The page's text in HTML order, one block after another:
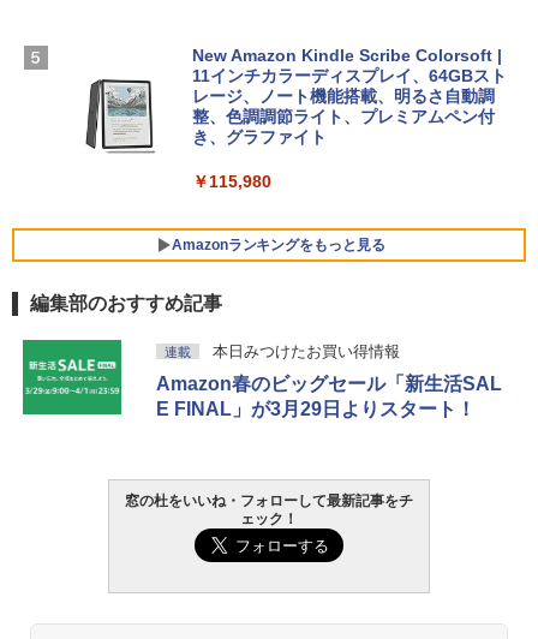
FMV ノートパソコン WE1-K3 (MS 365 P
ersonal/Copilotキー搭載/Win 11/15.6型/
Core i5/16GB/SSD 512GB/ホワイト) FM
VWK3E15W_AZ
￥139,880
￥3,600
New Amazon Kindle Scribe Colorsoft |
11インチカラーディスプレイ、64GBスト
レージ、ノート機能搭載、明るさ自動調
整、色調調節ライト、プレミアムペン付
き、グラファイト
￥115,980
Amazonランキングをもっと見る
編集部のおすすめ記事
連載 本日みつけたお買い得情報
Amazon春のビッグセール「新生活SAL
E FINAL」が3月29日よりスタート！
窓の杜をいいね・フォローして最新記事をチ
ェック！